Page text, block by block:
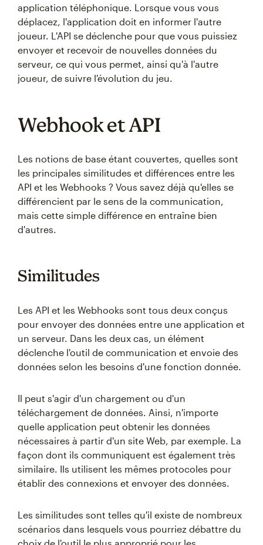
application téléphonique. Lorsque vous vous
déplacez, l'application doit en informer l'autre
joueur. L'API se déclenche pour que vous puissiez
envoyer et recevoir de nouvelles données du
serveur, ce qui vous permet, ainsi qu'à l'autre
joueur, de suivre l'évolution du jeu.
Webhook et API
Les notions de base étant couvertes, quelles sont
les principales similitudes et différences entre les
API et les Webhooks ? Vous savez déjà qu'elles se
différencient par le sens de la communication,
mais cette simple différence en entraîne bien
d'autres.
Similitudes
Les API et les Webhooks sont tous deux conçus
pour envoyer des données entre une application et
un serveur. Dans les deux cas, un élément
déclenche l'outil de communication et envoie des
données selon les besoins d'une fonction donnée.
Il peut s'agir d'un chargement ou d'un
téléchargement de données. Ainsi, n'importe
quelle application peut obtenir les données
nécessaires à partir d'un site Web, par exemple. La
façon dont ils communiquent est également très
similaire. Ils utilisent les mêmes protocoles pour
établir des connexions et envoyer des données.
Les similitudes sont telles qu'il existe de nombreux
scénarios dans lesquels vous pourriez débattre du